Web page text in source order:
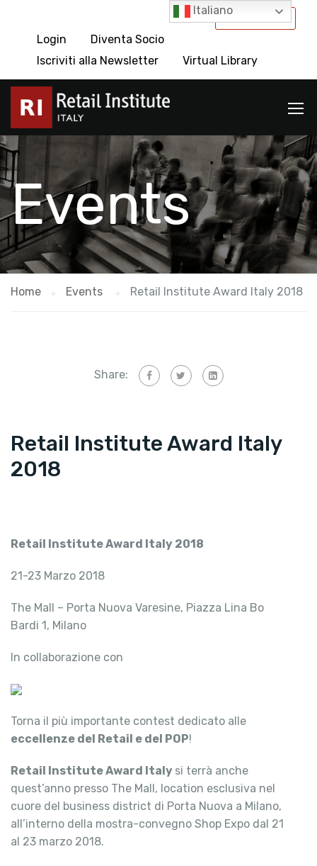
International
Login
Diventa Socio
Iscriviti alla Newsletter
Virtual Library
Events
Home Events Retail Institute Award Italy 2018
Share:
Retail Institute Award Italy
2018
Retail Institute Award Italy 2018
21-23 Marzo 2018
The Mall – Porta Nuova Varesine, Piazza Lina Bo
Bardi 1, Milano
In collaborazione con
Torna il più importante contest dedicato alle
eccellenze del Retail e del POP!
Retail Institute Award Italy si terrà anche
quest’anno presso The Mall, location esclusiva nel
cuore del business district di Porta Nuova a Milano,
all’interno della mostra-convegno Shop Expo dal 21
al 23 marzo 2018.
Italiano